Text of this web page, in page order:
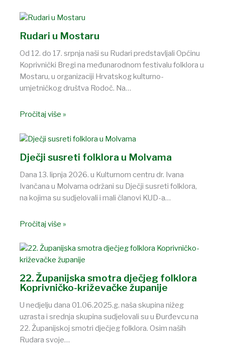
Rudari u Mostaru
Od 12. do 17. srpnja naši su Rudari predstavljali Općinu
Koprivnički Bregi na međunarodnom festivalu folklora u
Mostaru, u organizaciji Hrvatskog kulturno-
umjetničkog društva Rodoč. Na…
Pročitaj više »
Dječji susreti folklora u Molvama
Dana 13. lipnja 2026. u Kulturnom centru dr. Ivana
Ivančana u Molvama održani su Dječji susreti folklora,
na kojima su sudjelovali i mali članovi KUD-a…
Pročitaj više »
22. Županijska smotra dječjeg folklora
Koprivničko-križevačke županije
U nedjelju dana 01.06.2025.g. naša skupina nižeg
uzrasta i srednja skupina sudjelovali su u Đurđevcu na
22. Županijskoj smotri dječjeg folklora. Osim naših
Rudara svoje…